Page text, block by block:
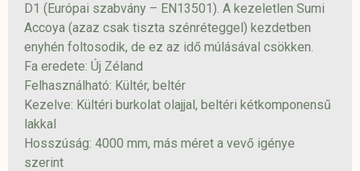
D1 (Európai szabvány – EN13501). A kezeletlen Sumi
Accoya (azaz csak tiszta szénréteggel) kezdetben
enyhén foltosodik, de ez az idő múlásával csökken.
Fa eredete: Új Zéland
Felhasználható: Kültér, beltér
Kezelve: Kültéri burkolat olajjal, beltéri kétkomponensű
lakkal
Hosszúság: 4000 mm, más méret a vevő igénye
szerint